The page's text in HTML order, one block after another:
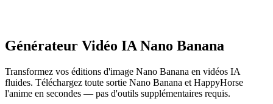
Générateur Vidéo IA Nano Banana
Transformez vos éditions d'image Nano Banana en vidéos IA
fluides. Téléchargez toute sortie Nano Banana et HappyHorse
l'anime en secondes — pas d'outils supplémentaires requis.